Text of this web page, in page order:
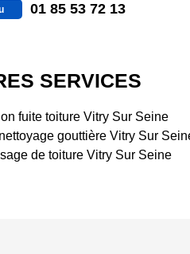
01 85 53 72 13
SERVICES
fuite toiture Vitry Sur Seine
gouttière Vitry Sur
de toiture Vitry Sur Seine